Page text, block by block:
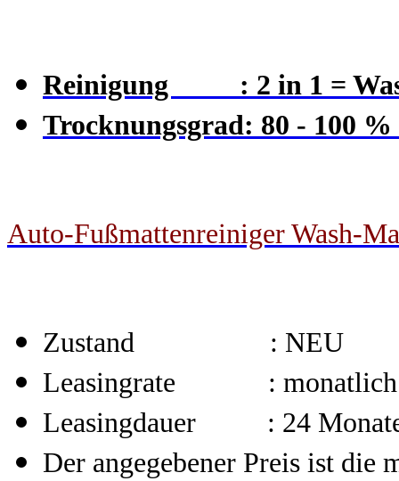
Reinigung : 2 in 1 =
Trocknungsgrad: 80 - 100
Auto-Fußmattenreiniger Wash-
Zustand : NEU
Leasingrate : monatlich
Leasingdauer : 24
Der angegebener Preis ist die